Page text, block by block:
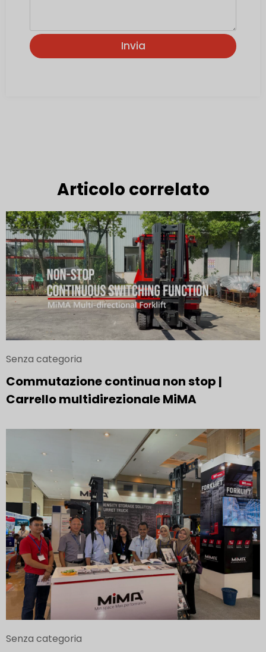
Invia
Articolo correlato
Senza categoria
Commutazione continua non stop |
Carrello multidirezionale MiMA
Senza categoria